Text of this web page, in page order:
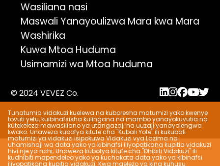
Tunatumia vidakuzi kuelewa na kuboresha matumizi yako kwenye
tovuti yetu, kuibinafsisha kulingana na mambo yanayokuvutia na
kutekeleza mawasiliano ya utangazaji na uuzaji yanayolengwa
kwako. Unaweza kubofya kitufe cha "Kubali Yote" ili kukubali
matumizi ya vidakuzi isipokuwa Vidakuzi vya Lazima na
uhamishaji wa data yako ya kibinafsi iliyopatikana kupitia vidakuzi
hivi nje ya nchi; Unaweza kubofya kitufe cha "Dhibiti Vidakuzi" ili
kudhibiti mapendeleo yako ya kuchakata data yako ya kibinafsi
iliyopatikana kupitia vidakuzi. Kwa maelezo ya kina kuhusu
Wasiliana nasi
Maswali Yanayoulizwa Mara kwa Mara
Washirika
Kuwa Mtoa Huduma
Usimamizi wa Mtoa huduma
© 2024 VEVEZ Co.